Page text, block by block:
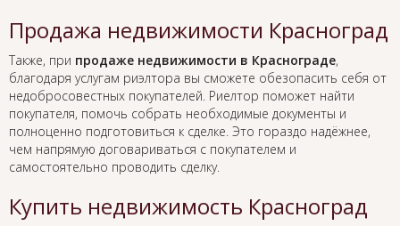
Продажа недвижимости Красноград
Также, при продаже недвижимости в Краснограде,
благодаря услугам риэлтора вы сможете обезопасить себя от
недобросовестных покупателей. Риелтор поможет найти
покупателя, помочь собрать необходимые документы и
полноценно подготовиться к сделке. Это гораздо надёжнее,
чем напрямую договариваться с покупателем и
самостоятельно проводить сделку.
Купить недвижимость Красноград